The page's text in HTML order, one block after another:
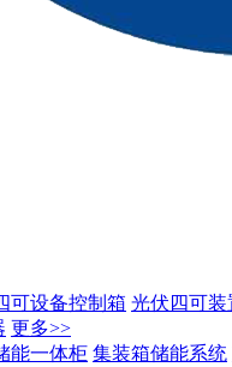
可设备控制箱 光伏四可装
更多>>
能一体柜 集装箱储能系统